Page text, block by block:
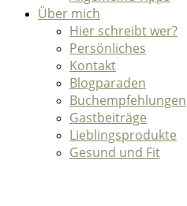
Über mich
Hier schreibt wer?
Persönliches
Kontakt
Blogparaden
Buchempfehlungen
Gastbeiträge
Lieblingsprodukte
Gesund und Fit